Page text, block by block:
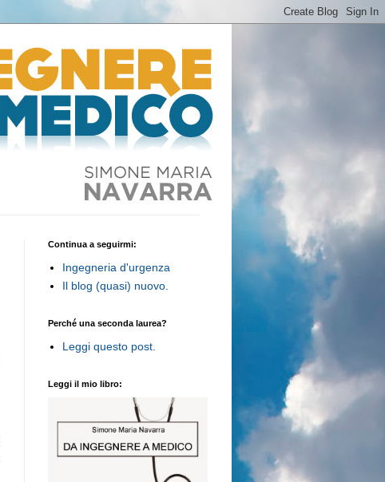
Continua a seguirmi:
Ingegneria d'urgenza
Il blog (quasi) nuovo.
Perché una seconda laurea?
Leggi questo post.
Leggi il mio libro: